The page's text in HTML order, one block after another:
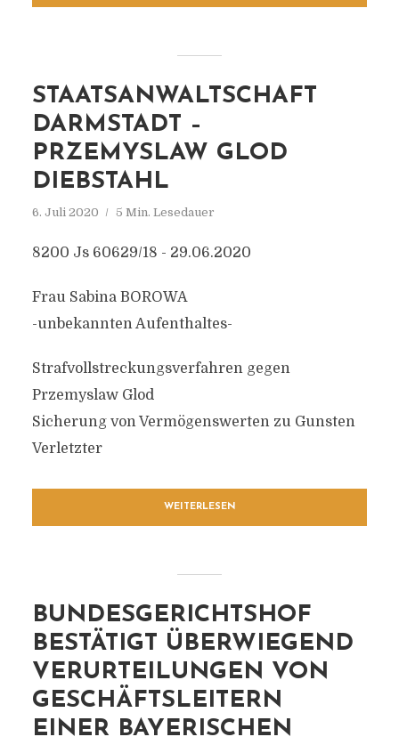
STAATSANWALTSCHAFT
DARMSTADT –
PRZEMYSLAW GLOD
DIEBSTAHL
6. Juli 2020 5 Min. Lesedauer
8200 Js 60629/18 - 29.06.2020
Frau Sabina BOROWA
-unbekannten Aufenthaltes-
Strafvollstreckungsverfahren gegen
Przemyslaw Glod
Sicherung von Vermögenswerten zu Gunsten
Verletzter
WEITERLESEN
BUNDESGERICHTSHOF
BESTÄTIGT ÜBERWIEGEND
VERURTEILUNGEN VON
GESCHÄFTSLEITERN
EINER BAYERISCHEN